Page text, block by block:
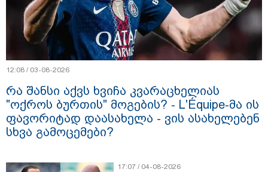
12:08 / 03-08-2026
რა შანსი აქვს ხვიჩა კვარაცხელიას
"ოქროს ბურთის" მოგების? - L'Équipe-მა ის
ფავორიტად დაასახელა - ვის ასახელებენ
სხვა გამოცემები?
17:07 / 04-08-2026